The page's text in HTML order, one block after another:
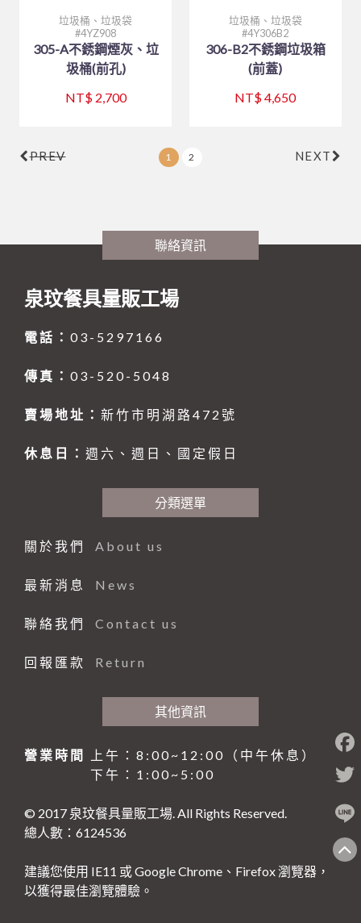
垃圾桶、垃圾袋
4YZ908
305-A不銹鋼煙灰、垃
圾桶(前孔)
NT$ 2,700
垃圾桶、垃圾袋
4Y306B2
306-B2不銹鋼垃圾箱
(前蓋)
NT$ 4,650
PREV 1 2 NEXT
聯絡資訊
泉玟餐具量販工場
電話： 03-5297166
傳真： 03-520-5048
賣場地址： 新竹市明湖路472號
休息日： 週六、週日、國定假日
分類選單
關於我們 About us
最新消息 News
聯絡我們 Contact us
回報匯款 Return
其他資訊
營業時間
上午：8:00~12:00（中午休息）
下午：1:00~5:00
© 2017 泉玟餐具量販工場. All Rights Reserved.
總人數：6124536
建議您使用 IE11 或 Google Chrome、Firefox 瀏覽器，
以獲得最佳瀏覽體驗。